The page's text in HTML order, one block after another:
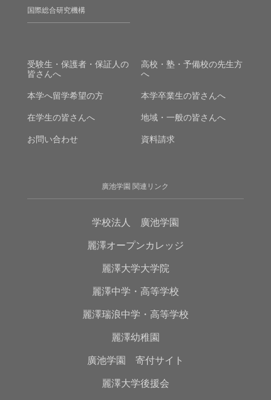
国際総合研究機構
受験生・保護者・保証人の
皆さんへ
高校・塾・予備校の先生方
へ
本学へ留学希望の方 本学卒業生の皆さんへ
在学生の皆さんへ 地域・一般の皆さんへ
お問い合わせ 資料請求
廣池学園 関連リンク
学校法人 廣池学園
麗澤オープンカレッジ
麗澤大学大学院
麗澤中学・高等学校
麗澤瑞浪中学・高等学校
麗澤幼稚園
廣池学園 寄付サイト
麗澤大学後援会